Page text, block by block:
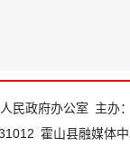
公开工作中存在
析
公开工作虽然取
民政府办公室 主办
霍山县融媒体